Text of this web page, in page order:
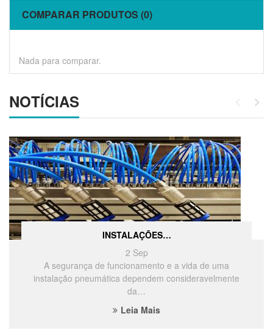
COMPARAR PRODUTOS (0)
Nada para comparar.
NOTÍCIAS
INSTALAÇÕES…
2 Sep
A segurança de funcionamento e a vida de uma
instalação pneumática dependem consideravelmente
da…
Leia Mais